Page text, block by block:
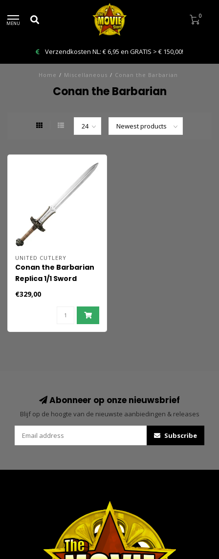
MENU
0
Verzendkosten NL: € 6,95 en GRATIS > € 150,00!
Home / Miscellaneous / Conan the Barbarian
Conan the Barbarian
UNITED CUTLERY
Conan the Barbarian
Replica 1/1 Sword
Atlantean 99 cm
€329,00
Abonneer op onze nieuwsbrief
Blijf op de hoogte van de nieuwste aanbiedingen & releases
Subscribe